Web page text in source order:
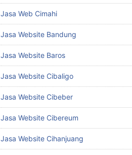
Jasa Web Cimahi
Jasa Website Bandung
Jasa Website Baros
Jasa Website Cibaligo
Jasa Website Cibeber
Jasa Website Cibereum
Jasa Website Cihanjuang